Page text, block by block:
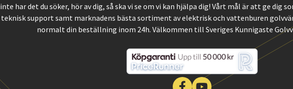
inte har det du söker, hör av dig, så ska vi se om vi kan hjälpa dig! Vårt mål är att ge dig
teknisk support samt marknadens bästa sortiment av elektrisk och vattenburen
normalt din beställning inom 24h. Välkommen till Sveriges Kunnigaste